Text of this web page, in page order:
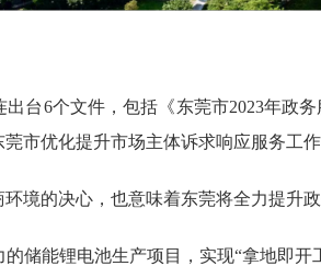
6个文件，包括《东莞市2023年政
市优化提升市场主体诉求响应服务工
的决心，也意味着东莞将全力提升政
能锂电池生产项目，实现“拿地即开